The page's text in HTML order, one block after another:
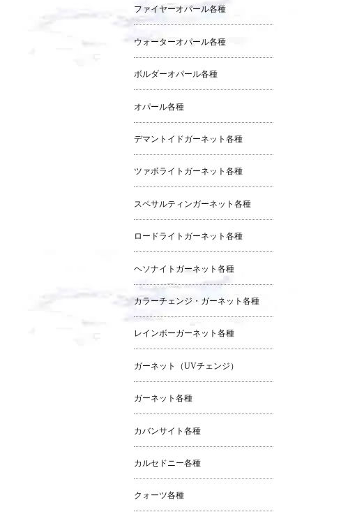
ファイヤーオパール各種
ウォーターオパール各種
ボルダーオパール各種
オパール各種
デマントイドガーネット各種
ツァボライトガーネット各種
スペサルティンガーネット各種
ロードライトガーネット各種
ヘソナイトガーネット各種
カラーチェンジ・ガーネット各種
レインボーガーネット各種
ガーネット（UVチェンジ）
ガーネット各種
カバンサイト各種
カルセドニー各種
クォーツ各種